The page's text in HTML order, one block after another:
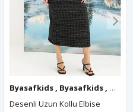
,Byasafkids,Byasafkids
Byasafkids , Byasafkids ,
Desenli Uzun Kollu Elbise